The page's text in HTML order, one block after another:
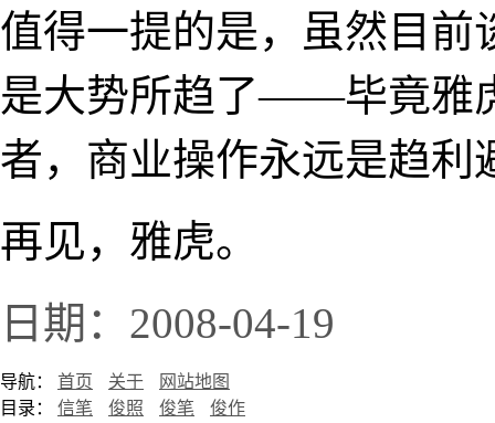
值得一提的是，虽然目前
是大势所趋了——毕竟雅
者，商业操作永远是趋利
再见，雅虎。
日期：2008-04-19
导航： 首页 关于
网站地图
目录： 信笔 俊照 俊笔
俊作